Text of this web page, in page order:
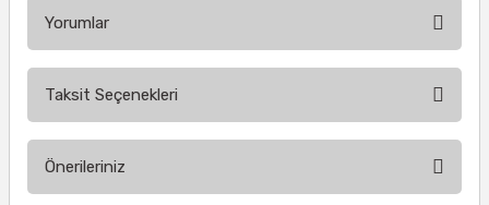
Yorumlar
Taksit Seçenekleri
Önerileriniz